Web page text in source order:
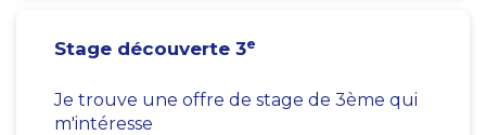
Stage découverte 3e
Je trouve une offre de stage de 3ème qui
m'intéresse